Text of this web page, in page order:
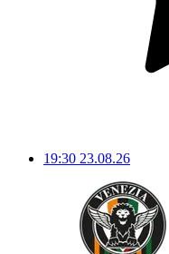
19:30 23.08.26